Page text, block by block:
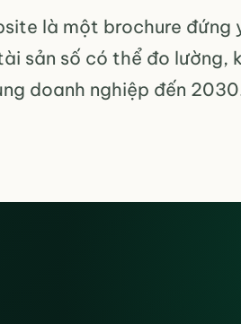
là một brochure đứng
sản số có thể đo lường,
doanh nghiệp đến